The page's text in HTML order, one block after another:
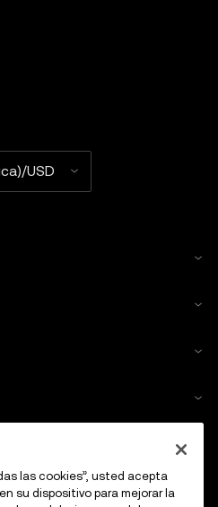
USD
las cookies”, usted acepta
su dispositivo para mejorar la